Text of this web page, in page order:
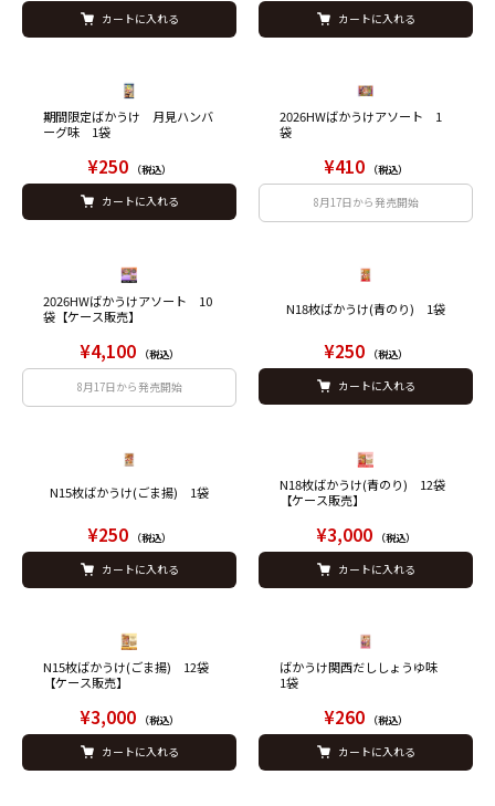
カートに入れる カートに入れる
期間限定ばかうけ 月見ハンバ
ーグ味 1袋
¥250 （税込）
カートに入れる
2026HWばかうけアソート 1
袋
¥410 （税込）
8月17日から発売開始
2026HWばかうけアソート 10
袋【ケース販売】
¥4,100 （税込）
8月17日から発売開始
N18枚ばかうけ(青のり) 1袋
¥250 （税込）
カートに入れる
N15枚ばかうけ(ごま揚) 1袋
¥250 （税込）
カートに入れる
N18枚ばかうけ(青のり) 12袋
【ケース販売】
¥3,000 （税込）
カートに入れる
N15枚ばかうけ(ごま揚) 12袋
【ケース販売】
¥3,000 （税込）
カートに入れる
ばかうけ関西だししょうゆ味
1袋
¥260 （税込）
カートに入れる